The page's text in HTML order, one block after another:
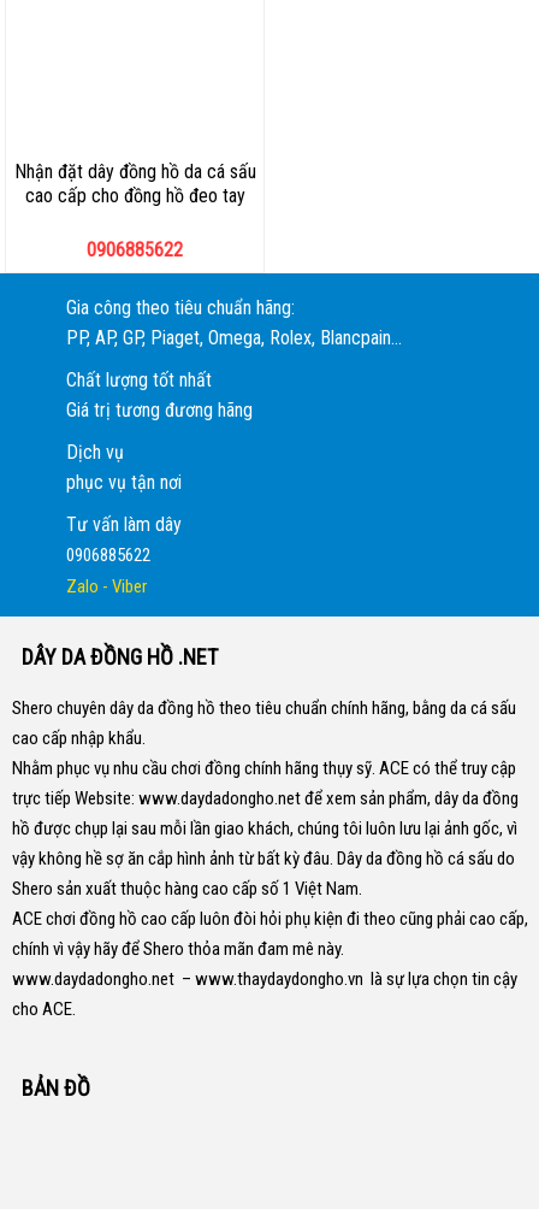
Nhận đặt dây đồng hồ da cá sấu
cao cấp cho đồng hồ đeo tay
0906885622
Gia công theo tiêu chuẩn hãng:
PP, AP, GP, Piaget, Omega, Rolex, Blancpain...
Chất lượng tốt nhất
Giá trị tương đương hãng
Dịch vụ
phục vụ tận nơi
Tư vấn làm dây
0906885622
Zalo - Viber
DÂY DA ĐỒNG HỒ .NET
Shero chuyên dây da đồng hồ theo tiêu chuẩn chính hãng, bằng da cá sấu
cao cấp nhập khẩu.
Nhằm phục vụ nhu cầu chơi đồng chính hãng thụy sỹ. ACE có thể truy cập
trực tiếp Website: www.daydadongho.netđể xem sản phẩm, dây da đồng
hồ được chụp lại sau mỗi lần giao khách, chúng tôi luôn lưu lại ảnh gốc, vì
vậy không hề sợ ăn cắp hình ảnh từ bất kỳ đâu. Dây da đồng hồ cá sấu do
Shero sản xuất thuộc hàng cao cấp số 1 Việt Nam.
ACE chơi đồng hồ cao cấp luôn đòi hỏi phụ kiện đi theo cũng phải cao cấp,
chính vì vậy hãy để Shero thỏa mãn đam mê này.
www.daydadongho.net – www.thaydaydongho.vn là sự lựa chọn tin cậy
cho ACE.
BẢN ĐỒ